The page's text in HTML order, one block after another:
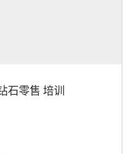
石零售 培训